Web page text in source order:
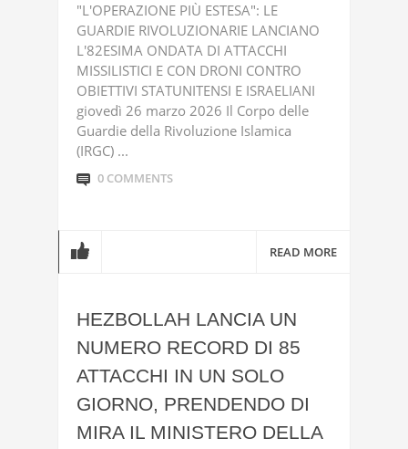
"L'OPERAZIONE PIÙ ESTESA": LE
GUARDIE RIVOLUZIONARIE LANCIANO
L'82ESIMA ONDATA DI ATTACCHI
MISSILISTICI E CON DRONI CONTRO
OBIETTIVI STATUNITENSI E ISRAELIANI
giovedì 26 marzo 2026 Il Corpo delle
Guardie della Rivoluzione Islamica
(IRGC) ...
0 COMMENTS
READ MORE
HEZBOLLAH LANCIA UN
NUMERO RECORD DI 85
ATTACCHI IN UN SOLO
GIORNO, PRENDENDO DI
MIRA IL MINISTERO DELLA